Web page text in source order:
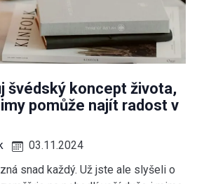
švédský koncept života,
pomůže najít radost v
03.11.2024
snad každý. Už jste ale slyšeli o